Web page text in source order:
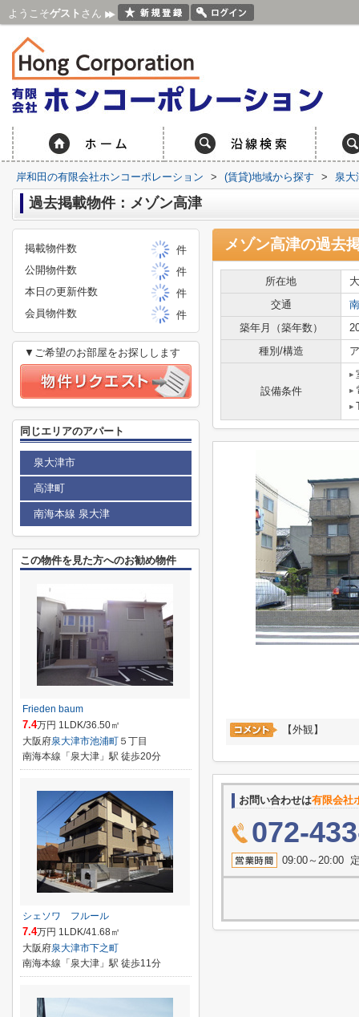
ようこそゲスト さん
岸和田の有限会社ホンコーポレーション > (賃貸)地域から探す > 泉大
過去掲載物件：メゾン高津
メゾン高津の過去
所在地
交通
築年月（築年数）
種別/構造
設備条件
【外観】
お問い合わせは有限会社
072-
09:00～20:00
掲載物件数
件
公開物件数
件
本日の更新件数
件
会員物件数
件
▼ご希望のお部屋をお探しします
同じエリアのアパート
泉大津市
高津町
南海本線 泉大津
この物件を見た方へのお勧め物件
Frieden baum
7.4万円 1LDK/36.50㎡
大阪府泉大津市池浦町 ５丁目
南海本線「泉大津」駅 徒歩20分
シェソワ フルール
7.4万円 1LDK/41.68㎡
大阪府泉大津市下之町
南海本線「泉大津」駅 徒歩11分